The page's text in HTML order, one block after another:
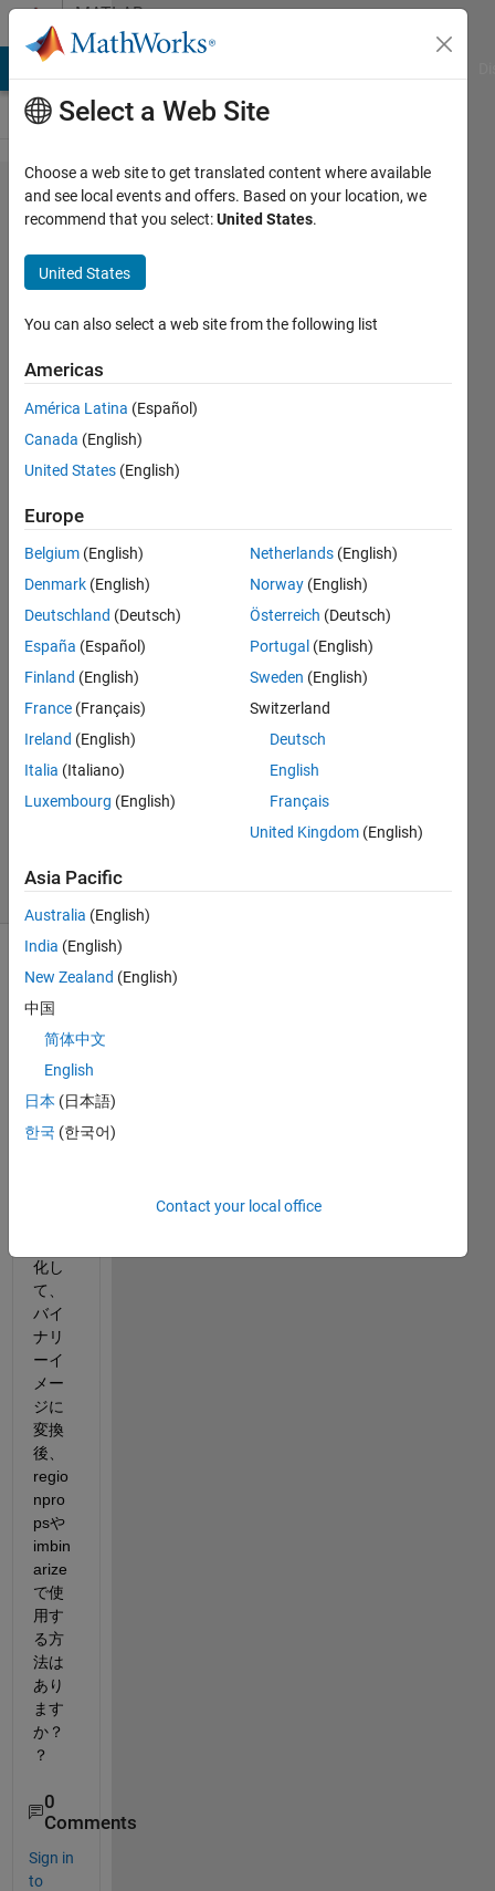
Skip to contentMATLAB
Answers
.jpgのカ
ラー画
像​
を、.png
のグレ
ー​スケ
ール画
像に変
換す​る
ありま
すか？​
？
Nagae
Ryoya
2019
1 Answer
Answer
Accepted
6 Views
(30 days)
.jpg
のカ
ラー
化し
て、
バイ
ナリ
ーイ
メー
ジに
変換
後、
regio
npro
psや
imbin
arize
で使
用す
る方
法は
あり
ます
か？
？
0
Comments
Sign in
to
Select a Web Site
Choose a web site to get translated content where available
and see local events and offers. Based on your location, we
recommend that you select:United States.
United States
You can also select a web site from the following list
Americas
América Latina (Español)
Canada (English)
United States (English)
Europe
Belgium (English)
Denmark (English)
Deutschland (Deutsch)
España (Español)
Finland (English)
France (Français)
Ireland (English)
Italia (Italiano)
Luxembourg (English)
Netherlands (English)
Norway (English)
Österreich (Deutsch)
Portugal (English)
Sweden (English)
Switzerland
Deutsch
English
Français
United Kingdom (English)
Asia Pacific
Australia (English)
India (English)
New Zealand (English)
中国
简体中文
English
日本 (日本語)
한국 (한국어)
Contact your local office